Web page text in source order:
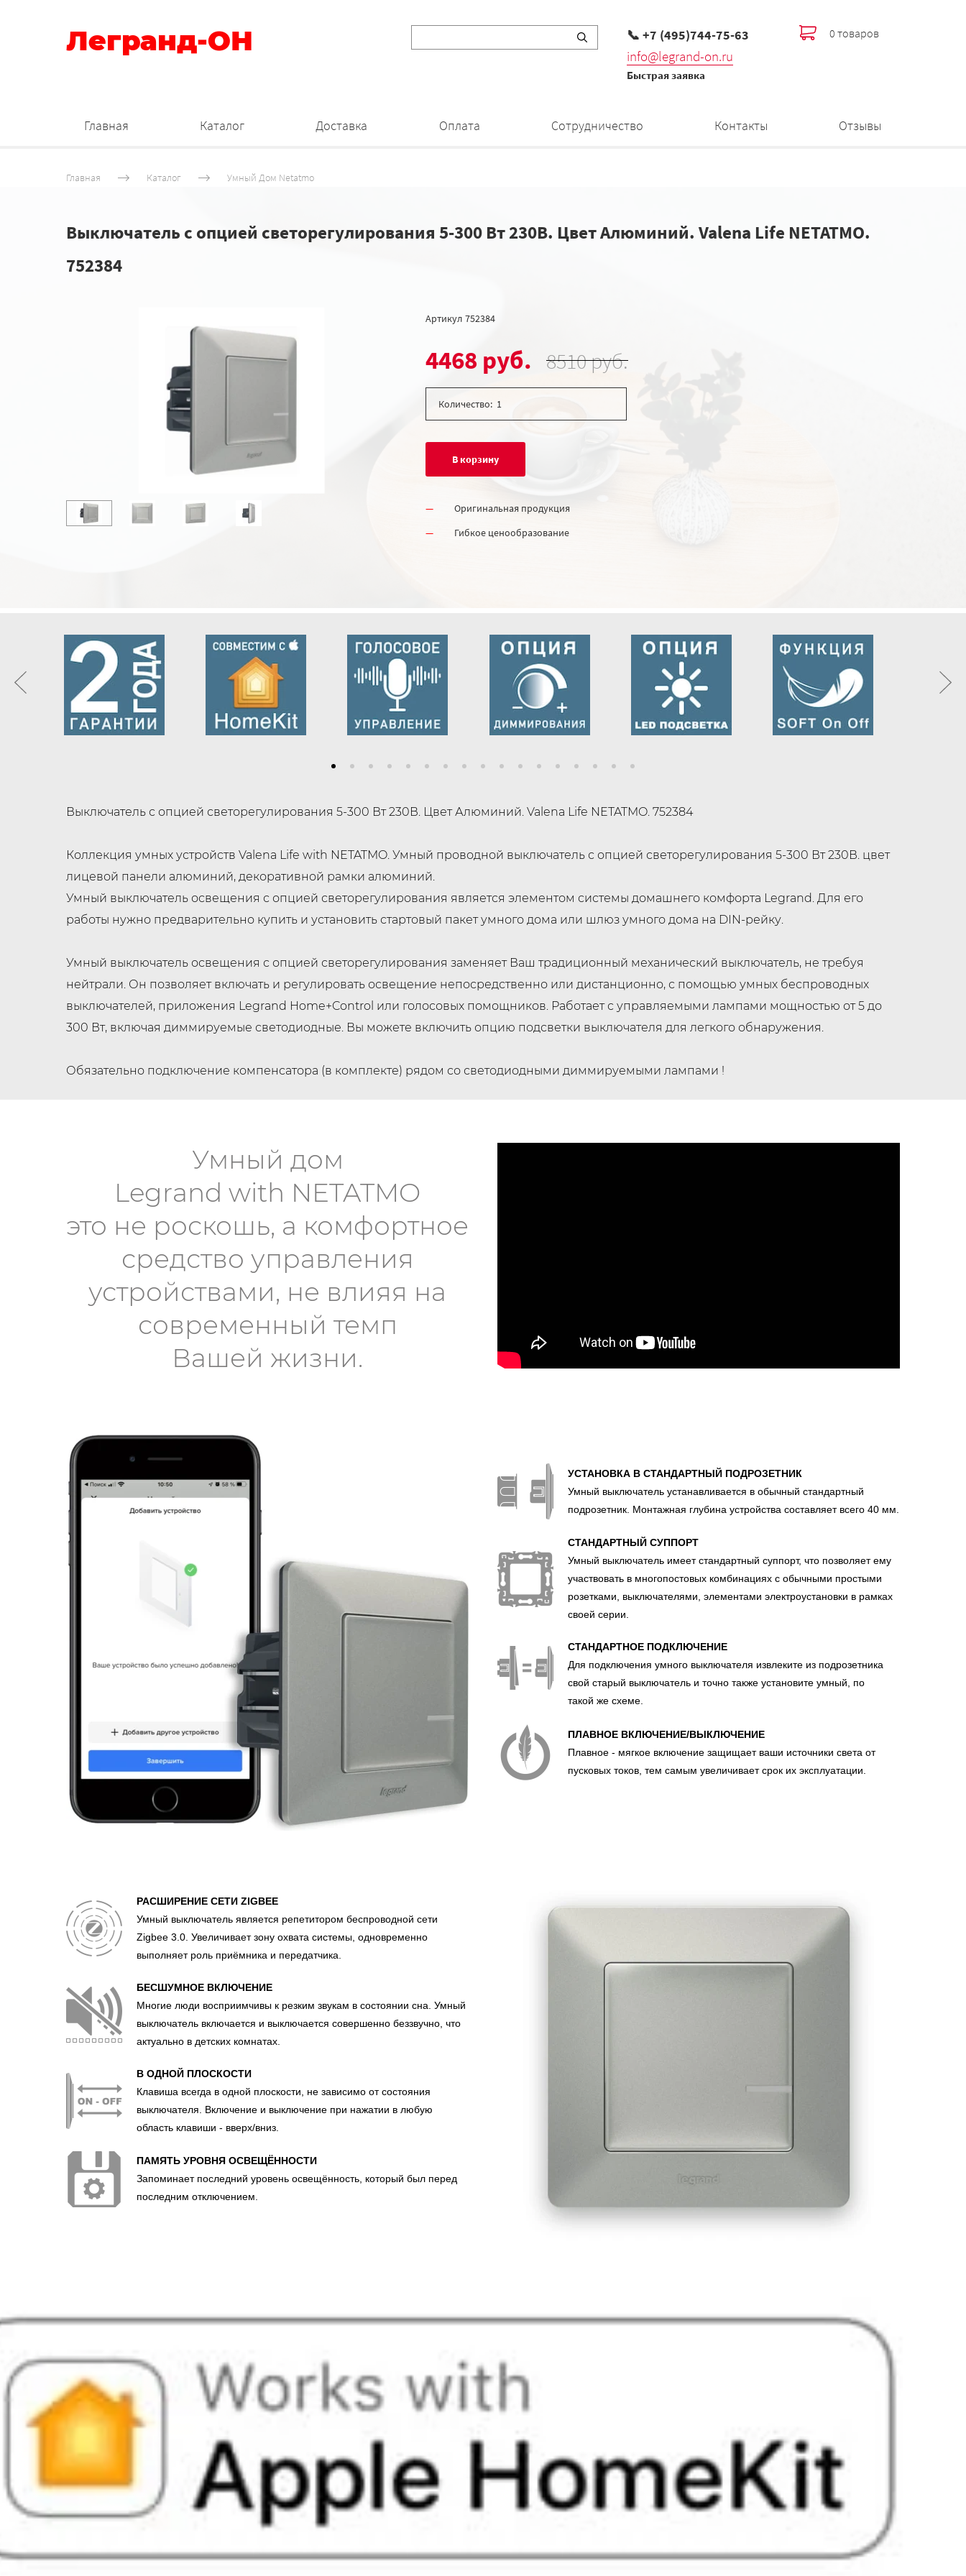
Легранд-ОН 📞 +7 (495)744-75-63
info@legrand-on.ru
Быстрая заявка
0 товаров
Главная Каталог Доставка Оплата Сотрудничество Контакты Отзывы
Главная Каталог Умный Дом Netatmo
Выключатель с опцией светорегулирования 5-300 Вт 230В. Цвет Алюминий. Valena Life NETATMO.
752384
Артикул 752384
4468 руб. 8510 руб.
Количество:
В корзину
Оригинальная продукция
Гибкое ценообразование
Выключатель с опцией светорегулирования 5-300 Вт 230В. Цвет Алюминий. Valena Life NETATMO. 752384
Коллекция умных устройств Valena Life with NETATMO. Умный проводной выключатель с опцией светорегулирования 5-300 Вт 230В. цвет
лицевой панели алюминий, декоративной рамки алюминий.
Умный выключатель освещения с опцией светорегулирования является элементом системы домашнего комфорта Legrand. Для его
работы нужно предварительно купить и установить стартовый пакет умного дома или шлюз умного дома на DIN-рейку.
Умный выключатель освещения с опцией светорегулирования заменяет Ваш традиционный механический выключатель, не требуя
нейтрали. Он позволяет включать и регулировать освещение непосредственно или дистанционно, с помощью умных беспроводных
выключателей, приложения Legrand Home+Control или голосовых помощников. Работает с управляемыми лампами мощностью от 5 до
300 Вт, включая диммируемые светодиодные. Вы можете включить опцию подсветки выключателя для легкого обнаружения.
Обязательно подключение компенсатора (в комплекте) рядом со светодиодными диммируемыми лампами !
Умный дом
Legrand with NETATMO
это не роскошь, а комфортное
средство управления
устройствами, не влияя на
современный темп
Вашей жизни.
УСТАНОВКА В СТАНДАРТНЫЙ ПОДРОЗЕТНИК
Умный выключатель устанавливается в обычный стандартный
подрозетник. Монтажная глубина устройства составляет всего 40 мм.
СТАНДАРТНЫЙ СУППОРТ
Умный выключатель имеет стандартный суппорт, что позволяет ему
участвовать в многопостовых комбинациях с обычными простыми
розетками, выключателями, элементами электроустановки в рамках
своей серии.
СТАНДАРТНОЕ ПОДКЛЮЧЕНИЕ
Для подключения умного выключателя извлеките из подрозетника
свой старый выключатель и точно также установите умный, по
такой же схеме.
ПЛАВНОЕ ВКЛЮЧЕНИЕ/ВЫКЛЮЧЕНИЕ
Плавное - мягкое включение защищает ваши источники света от
пусковых токов, тем самым увеличивает срок их эксплуатации.
РАСШИРЕНИЕ СЕТИ ZIGBEE
Умный выключатель является репетитором беспроводной сети
Zigbee 3.0. Увеличивает зону охвата системы, одновременно
выполняет роль приёмника и передатчика.
БЕСШУМНОЕ ВКЛЮЧЕНИЕ
Многие люди восприимчивы к резким звукам в состоянии сна. Умный
выключатель включается и выключается совершенно беззвучно, что
актуально в детских комнатах.
В ОДНОЙ ПЛОСКОСТИ
Клавиша всегда в одной плоскости, не зависимо от состояния
выключателя. Включение и выключение при нажатии в любую
область клавиши - вверх/вниз.
ПАМЯТЬ УРОВНЯ ОСВЕЩЁННОСТИ
Запоминает последний уровень освещённость, который был перед
последним отключением.